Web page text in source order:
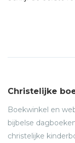
Christelijke
Boekwinkel en
bijbelse
christelijke